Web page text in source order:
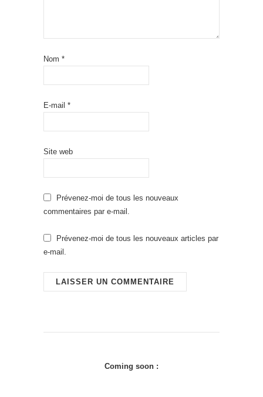
Nom *
E-mail *
Site web
Prévenez-moi de tous les nouveaux
commentaires par e-mail.
Prévenez-moi de tous les nouveaux articles par
e-mail.
Coming soon :